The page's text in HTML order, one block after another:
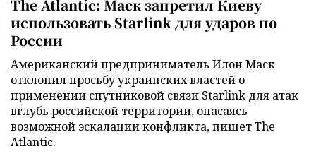
The Atlantic: Маск запретил Киеву
использовать Starlink для ударов по
России
Американский предприниматель Илон Маск
отклонил просьбу украинских властей о
применении спутниковой связи Starlink для атак
вглубь российской территории, опасаясь
возможной эскалации конфликта, пишет The
Atlantic.